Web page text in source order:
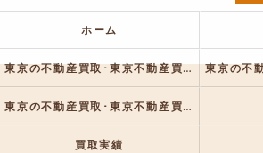
ホーム
東京の不動産買取･東京不動産買取センターの口コミ情報
東京の不動産買取･東京不動産買取センターのお客様の声
買取実績